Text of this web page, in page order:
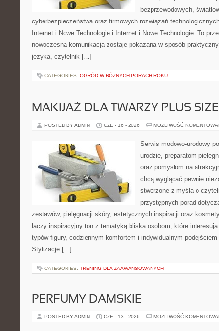
bezprzewodowych,
cyberbezpieczeństwa oraz firmowych rozwiązań
Internet i Nowe Technologie i Internet i Nowe Technologie. To
nowoczesna komunikacja zostaje pokazana w sposób
języka, czytelnik […]
CATEGORIES: OGRÓD W RÓŻNYCH PORACH ROKU
MAKIJAŻ DLA TWARZY PLUS SIZE
POSTED BY ADMIN CZE - 16 - 2026 MOŻLIWOŚĆ
Serwis modowo-urodowy
urodzie, preparatom
oraz pomysłom na
chcą wyglądać pewnie
stworzone z myślą o
przystępnych porad
zestawów, pielęgnacji skóry, estetycznych inspiracji oraz
łączy inspiracyjny ton z tematyką bliską osobom, które
typów figury, codziennym komfortem i indywidualnym
Stylizacje […]
CATEGORIES: TRENING DLA ZAAWANSOWANYCH
PERFUMY DAMSKIE
POSTED BY ADMIN CZE - 13 - 2026 MOŻLIWOŚĆ